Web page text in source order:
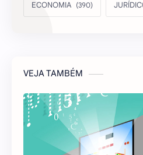
ECONOMIA
VEJA TAMBÉM